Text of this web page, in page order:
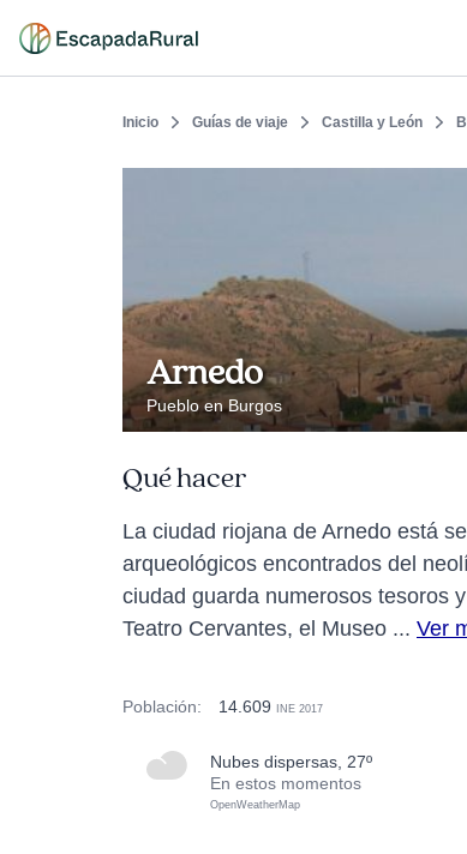
Inicio Guías de viaje Castilla y León
Arnedo
Pueblo en Burgos
Qué hacer
La ciudad riojana de Arnedo está
arqueológicos encontrados del
ciudad guarda numerosos tesoros
Teatro Cervantes, el Museo ... Ver
Población: 14.609 INE 2017
nubes dispersas, 27º
En estos momentos
OpenWeatherMap